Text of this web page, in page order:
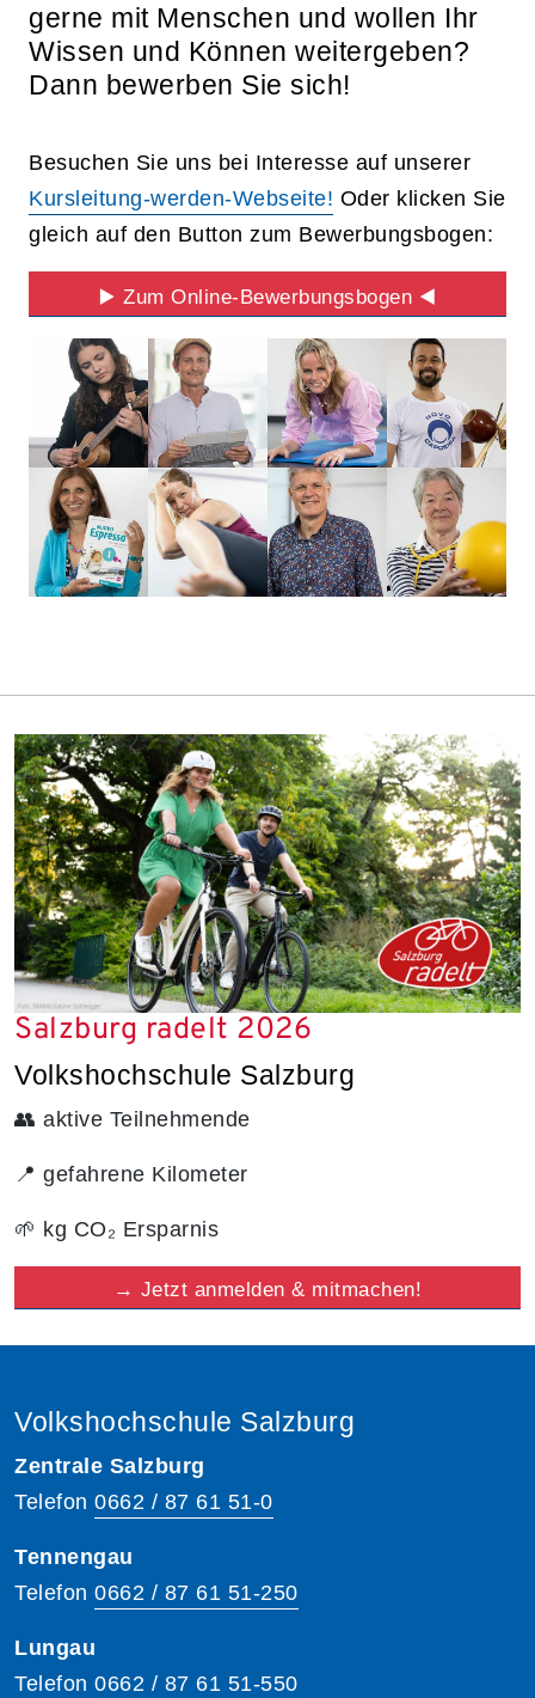
gerne mit Menschen und wollen Ihr
Wissen und Können weitergeben?
Dann bewerben Sie sich!
Besuchen Sie uns bei Interesse auf unserer
Kursleitung-werden-Webseite! Oder klicken Sie
gleich auf den Button zum Bewerbungsbogen:
▶️ Zum Online-Bewerbungsbogen ◀️
Salzburg radelt 2026
Volkshochschule Salzburg
👥 aktive Teilnehmende
📍 gefahrene Kilometer
🌱 kg CO₂ Ersparnis
→ Jetzt anmelden & mitmachen!
Volkshochschule Salzburg
Zentrale Salzburg
Telefon 0662 / 87 61 51-0
Tennengau
Telefon 0662 / 87 61 51-250
Lungau
Telefon 0662 / 87 61 51-550